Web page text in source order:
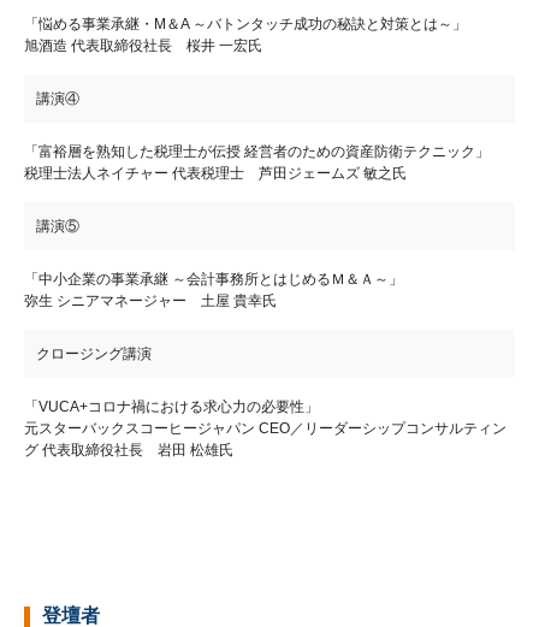
「悩める事業承継・M＆A ～バトンタッチ成功の秘訣と対策とは～」
旭酒造 代表取締役社長 桜井 一宏氏
講演④
「富裕層を熟知した税理士が伝授 経営者のための資産防衛テクニック」
税理士法人ネイチャー 代表税理士 芦田ジェームズ 敏之氏
講演⑤
「中小企業の事業承継 ～会計事務所とはじめるＭ＆Ａ～」
弥生 シニアマネージャー 土屋 貴幸氏
クロージング講演
「VUCA+コロナ禍における求心力の必要性」
元スターバックスコーヒージャパン CEO／リーダーシップコンサルティン
グ 代表取締役社長 岩田 松雄氏
登壇者